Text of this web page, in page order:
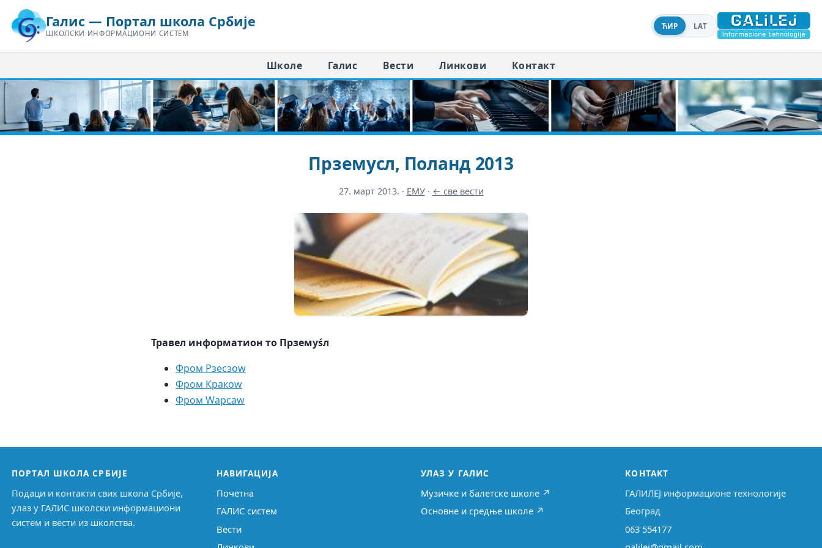
Галис — Портал школа Србије
ШКОЛСКИ ИНФОРМАЦИОНИ СИСТЕМ
ЋИР LAT
Школе Галис Вести Линкови Контакт
Прземyсл, Поланд 2013
27. март 2013. · ЕМУ· ← све вести
Травел информатион то Прземyśл
Фром Рзесзоw
Фром Кракоw
Фром Wарсаw
ПОРТАЛ ШКОЛА СРБИЈЕ
Подаци и контакти свих школа Србије,
улаз у ГАЛИС школски информациони
систем и вести из школства.
НАВИГАЦИЈА
Почетна
ГАЛИС систем
Вести
УЛАЗ У ГАЛИС
Музичке и балетске школе ↗
Основне и средње школе ↗
КОНТАКТ
ГАЛИЛЕЈ информационе технологије
Београд
063 554177